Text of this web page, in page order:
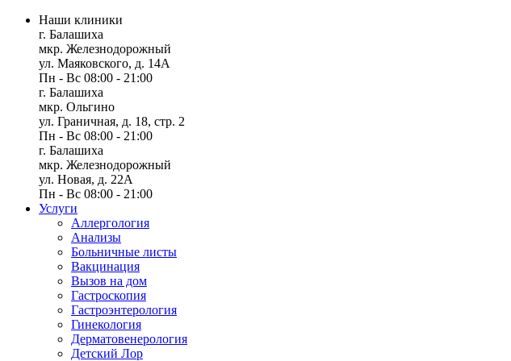
Наши клиники
г. Балашиха
мкр. Железнодорожный
ул. Маяковского, д. 14А
Пн - Вс 08:00 - 21:00
г. Балашиха
мкр. Ольгино
ул. Граничная, д. 18, стр. 2
Пн - Вс 08:00 - 21:00
г. Балашиха
мкр. Железнодорожный
ул. Новая, д. 22А
Пн - Вс 08:00 - 21:00
Услуги
Аллергология
Анализы
Больничные листы
Вакцинация
Вызов на дом
Гастроскопия
Гастроэнтерология
Гинекология
Дерматовенерология
Детский Лор